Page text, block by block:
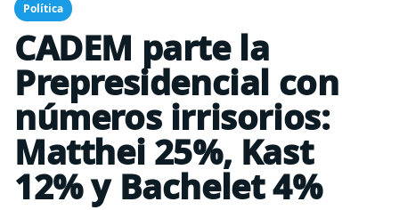
Política
CADEM parte la
Prepresidencial con
números irrisorios:
Matthei 25%, Kast
12% y Bachelet 4%